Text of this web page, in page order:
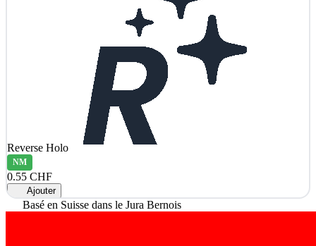
Reverse Holo
NM
0.55 CHF
Ajouter
Basé en Suisse dans le Jura Bernois